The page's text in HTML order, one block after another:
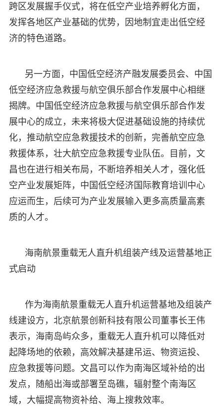
跨区发展握手仪式，将在低空产业培养孵化方面，
发挥各地区产业基础的优势，因地制宜走出低空经
济的特色道路。
另一方面，中国低空经济产融发展委员会、中国
低空经济应急救援与航空俱乐部合作发展中心相继
揭牌。中国低空经济应急救援与航空俱乐部合作发
展中心的成立，未来将极大促进基础设施的持续优
化，推动航空应急救援技术的创新，完善航空应急
救援体系，壮大航空应急救援专业队伍。目前，文
昌也在进行相关布局，不断培养相关人才，强化低
空产业发展矩阵，中国低空经济国际教育培训中心
应运而生，后续可为产业发展输入更多高质量高素
质的人才。
海南航景重载无人直升机组装产线及运营基地正
式启动
作为海南航景重载无人直升机运营基地及组装产
线建设方，北京航景创新科技有限公司董事长王伟
表示，海南岛屿众多，重载无人直升机可以降低对
起降场地的依赖，高效解决基建吊运、物资运投、
应急救援等问题。文昌可以作为南海区域补给的出
发点，随船出海或部署至岛礁，辐射整个南海区
域，大幅提高物资补给、海上搜救效率。